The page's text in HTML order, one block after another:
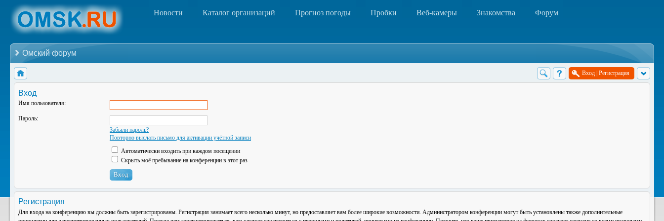
Новости Каталог организаций Прогноз погоды Пробки Веб-камеры Знакомства Форум
Омский форум
Вход Регистрация
Вход
Имя пользователя:
Пароль:
Забыли пароль?
Повторно выслать письмо для активации учётной записи
Автоматически входить при каждом посещении
Скрыть моё пребывание на конференции в этот раз
Регистрация
Для входа на конференцию вы должны быть зарегистрированы. Регистрация занимает всего несколько минут, но предоставляет вам более широкие возможности. Администратором конференции могут быть установлены также дополнительные